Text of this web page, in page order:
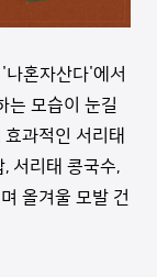
혼자산다'에서
는 모습이 눈길
과적인 서리태
서리태 콩국수,
올겨울 모발 건